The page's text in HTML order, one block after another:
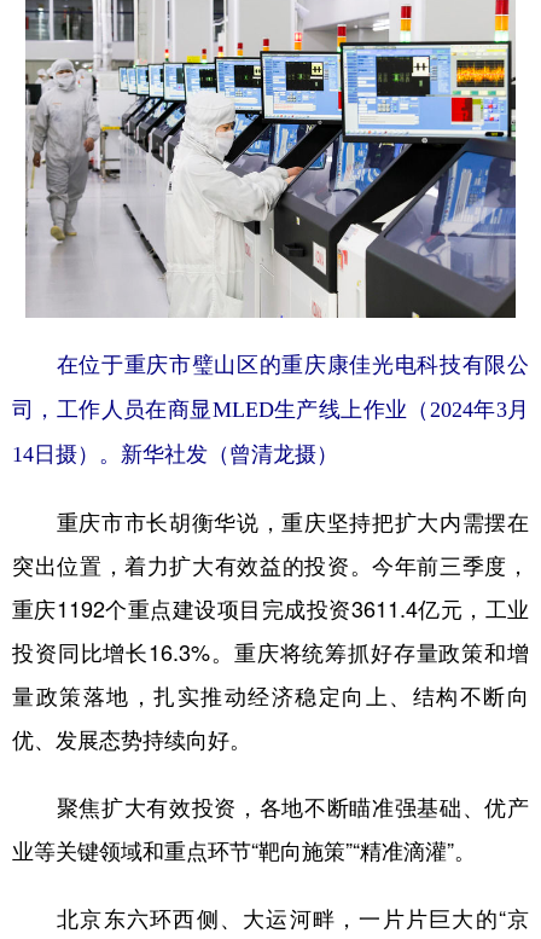
在位于重庆市璧山区的重庆康佳光电科技有限公
司，工作人员在商显MLED生产线上作业（2024年3月
14日摄）。新华社发（曾清龙摄）
重庆市市长胡衡华说，重庆坚持把扩大内需摆在
突出位置，着力扩大有效益的投资。今年前三季度，
重庆1192个重点建设项目完成投资3611.4亿元，工业
投资同比增长16.3%。重庆将统筹抓好存量政策和增
量政策落地，扎实推动经济稳定向上、结构不断向
优、发展态势持续向好。
聚焦扩大有效投资，各地不断瞄准强基础、优产
业等关键领域和重点环节“靶向施策”“精准滴灌”。
北京东六环西侧、大运河畔，一片片巨大的“京